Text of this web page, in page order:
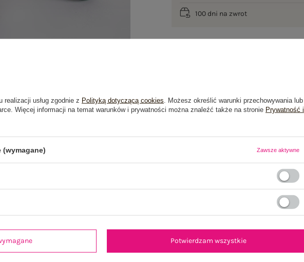
100 dni na zwrot
Opinie o produkcie(2)
usług zgodnie z Polityką dotyczącą cookies . Możesz określić warunki przechowywania lub
Więcej informacji na temat warunków i prywatności można znaleźć także na stronie Prywatność i
Zawsze aktywne
Potwierdzam wszystkie